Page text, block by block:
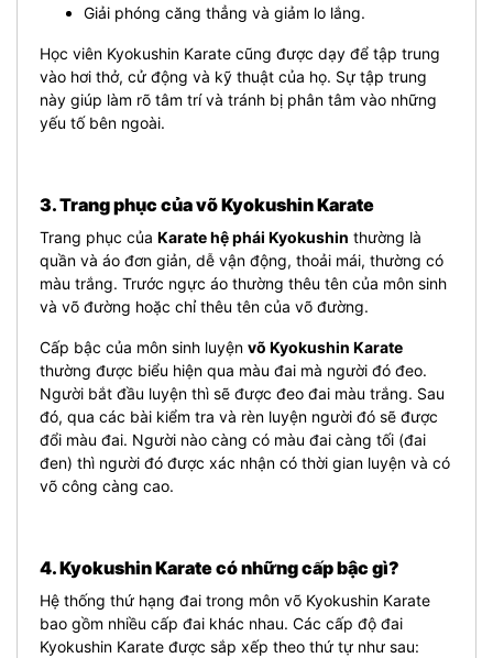
Giải phóng căng thẳng và giảm lo lắng.
Học viên Kyokushin Karate cũng được dạy để tập trung
vào hơi thở, cử động và kỹ thuật của họ. Sự tập trung
này giúp làm rõ tâm trí và tránh bị phân tâm vào những
yếu tố bên ngoài.
3. Trang phục của võ Kyokushin Karate
Trang phục của Karate hệ phái Kyokushin thường là
quần và áo đơn giản, dễ vận động, thoải mái, thường có
màu trắng. Trước ngực áo thường thêu tên của môn sinh
và võ đường hoặc chỉ thêu tên của võ đường.
Cấp bậc của môn sinh luyện võ Kyokushin Karate
thường được biểu hiện qua màu đai mà người đó đeo.
Người bắt đầu luyện thì sẽ được đeo đai màu trắng. Sau
đó, qua các bài kiểm tra và rèn luyện người đó sẽ được
đổi màu đai. Người nào càng có màu đai càng tối (đai
đen) thì người đó được xác nhận có thời gian luyện và có
võ công càng cao.
4. Kyokushin Karate có những cấp bậc gì?
Hệ thống thứ hạng đai trong môn võ Kyokushin Karate
bao gồm nhiều cấp đai khác nhau. Các cấp độ đai
Kyokushin Karate được sắp xếp theo thứ tự như sau: